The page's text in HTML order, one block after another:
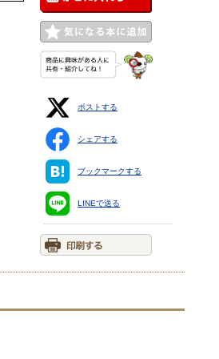
ポストする
シェアする
ブックマークする
LINEで送る